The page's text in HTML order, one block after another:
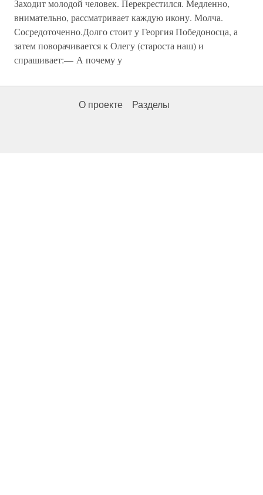
Заходит молодой человек. Перекрестился. Медленно,
внимательно, рассматривает каждую икону. Молча.
Сосредоточенно.Долго стоит у Георгия Победоносца, а
затем поворачивается к Олегу (староста наш) и
спрашивает:— А почему у
О проекте Разделы